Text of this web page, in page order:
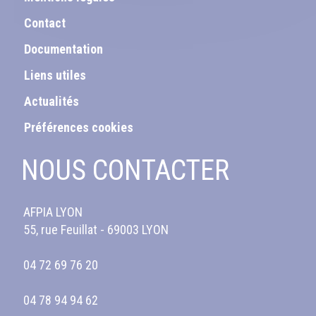
Contact
Documentation
Liens utiles
Actualités
Préférences cookies
NOUS CONTACTER
AFPIA LYON
55, rue Feuillat - 69003 LYON
04 72 69 76 20
04 78 94 94 62